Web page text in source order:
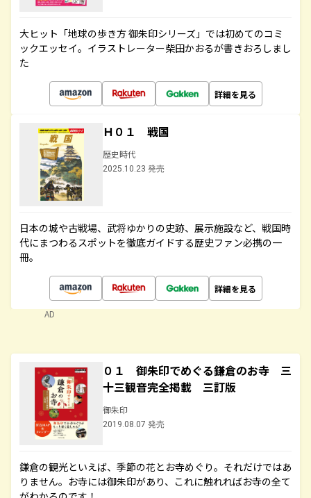
大ヒット「地球の歩き方 御朱印シリーズ」では初めてのコミ
ックエッセイ。イラストレーター柴田かおるが書きおろしまし
た
詳細を見る
Ｈ０１ 戦国
歴史時代
2025.10.23 発売
日本の城や古戦場、武将ゆかりの史跡、展示施設など、戦国時
代にまつわるスポットを徹底ガイドする歴史ファン必携の一
冊。
詳細を見る
AD
０１ 御朱印でめぐる鎌倉のお寺 三
十三観音完全掲載 三訂版
御朱印
2019.08.07 発売
鎌倉の観光といえば、季節の花とお寺めぐり。それだけではあ
りません。お寺には御朱印があり、これに触れればお寺の全て